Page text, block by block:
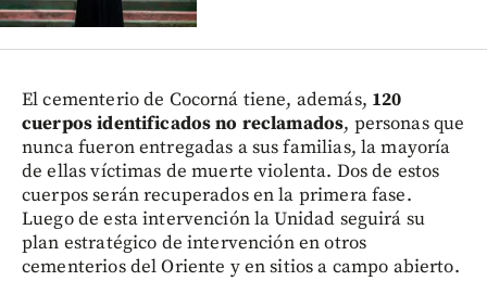
El cementerio de Cocorná tiene, además, 120
cuerpos identificados no reclamados, personas que
nunca fueron entregadas a sus familias, la mayoría
de ellas víctimas de muerte violenta. Dos de estos
cuerpos serán recuperados en la primera fase.
Luego de esta intervención la Unidad seguirá su
plan estratégico de intervención en otros
cementerios del Oriente y en sitios a campo abierto.